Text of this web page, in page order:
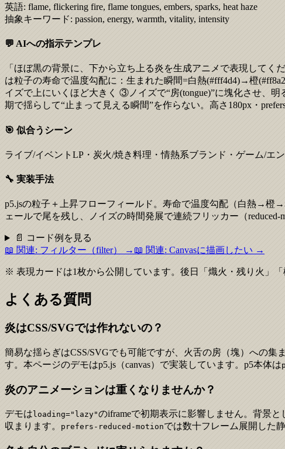
英語: flame, flickering fire, flame tongues, embers, sparks, heat haze
抽象キーワード: passion, energy, warmth, vitality, intensity
💬 AIへの指示テンプレ
「ほぼ黒の背景に、下から立ち上る炎を生成アニメで表現してく
は粒子の寿命で温度勾配に：生まれた瞬間=白熱(#fff4d4)→橙
イズで上にいくほど大きく ③ノイズで“房(tongue)”に塊化させ、
期で揺らして“止まって見える瞬間”を作らない。高さ180px・
🎯 似合うシーン
ライブ/イベントLP・炭火/焼き料理・情熱系ブランド・ゲーム/エ
🔧 実装手法
p5.jsの粒子＋上昇フローフィールド。寿命で温度勾配（白熱→橙
ェールで尾を残し、ノイズの時間発展で連続フリッカー（reduced-
📄 コード例を見る
📖 関連: フィルター（filter） → 📖 関連: Canvasに描画したい →
※ 表現カードは1枚から公開しています。後日「熾火・残り火」
よくある質問
炎はCSS/SVGでは作れないの？
簡易な揺らぎはCSS/SVGでも可能ですが、火舌の房（塊）への
す。本ページのデモはp5.js（canvas）で実装しています。p5本体は
炎のアニメーションは重くなりませんか？
デモは loading="lazy"のiframeで初期表示に影響しません。背景
収まります。
prefers-reduced-motionでは数十フレーム展開した